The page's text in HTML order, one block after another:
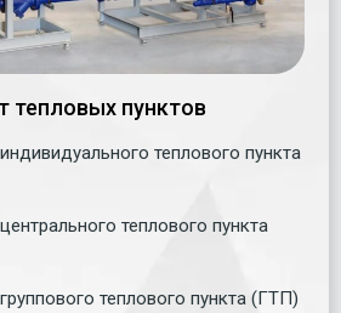
тепловых пунктов
теплового пункта
теплового пункта
теплового пункта (ГТП)